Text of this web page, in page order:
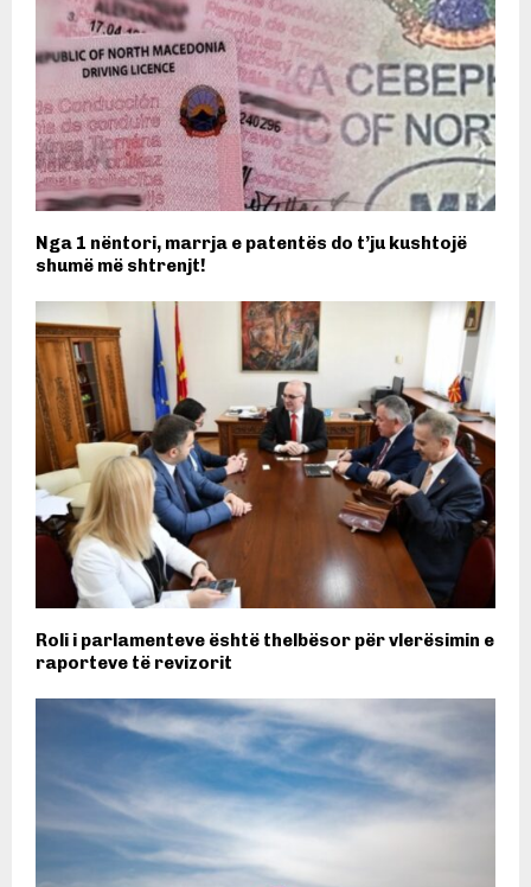
Nga 1 nëntori, marrja e patentës do t’ju kushtojë
shumë më shtrenjt!
Roli i parlamenteve është thelbësor për vlerësimin e
raporteve të revizorit